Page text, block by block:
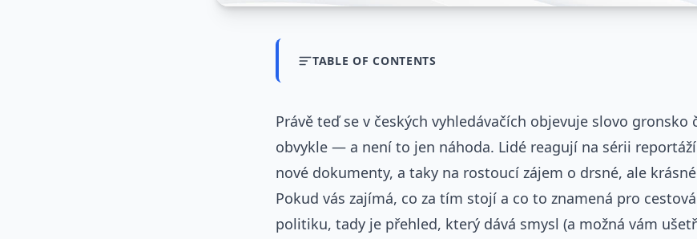
TABLE OF CONTENTS
Právě teď se v českých vyhledávačích objevuje slovo gronsko
obvykle — a není to jen náhoda. Lidé reagují na sérii
nové dokumenty, a taky na rostoucí zájem o drsné, ale
Pokud vás zajímá, co za tím stojí a co to znamená pro
politiku, tady je přehled, který dává smysl (a možná vám